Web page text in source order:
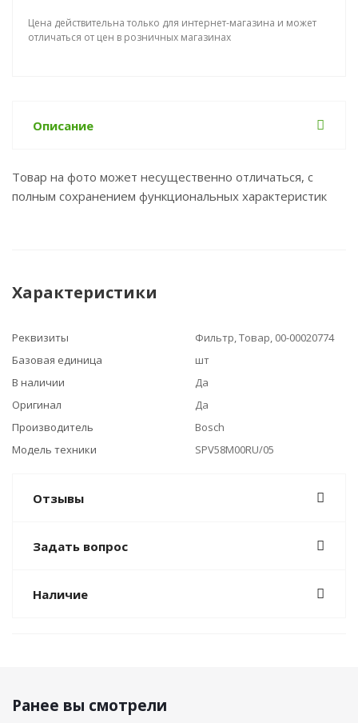
Цена действительна только для интернет-магазина и может
отличаться от цен в розничных магазинах
Описание
Товар на фото может несущественно отличаться, с
полным сохранением функциональных характеристик
Характеристики
Реквизиты
Фильтр, Товар, 00-00020774
Базовая единица
шт
В наличии
Да
Оригинал
Да
Производитель
Bosch
Модель техники
SPV58M00RU/05
Отзывы
Задать вопрос
Наличие
Ранее вы смотрели